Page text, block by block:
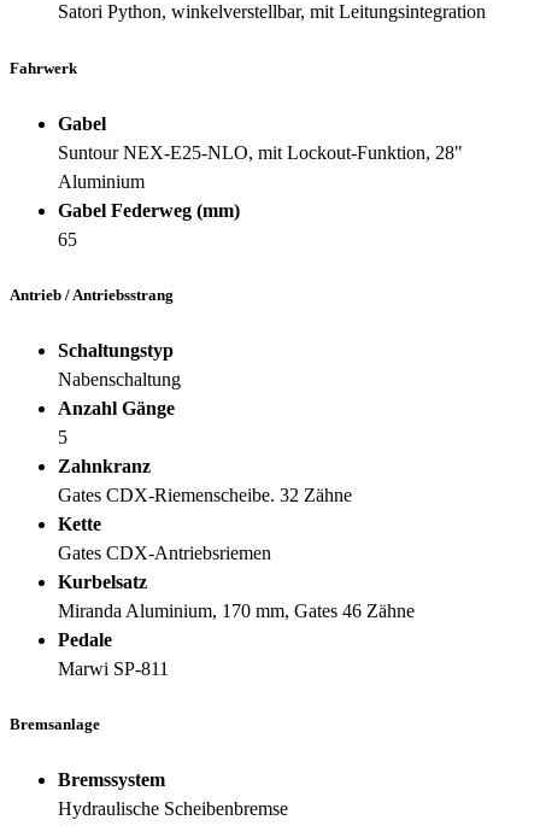
Satori Python, winkelverstellbar, mit Leitungsintegration
Fahrwerk
Gabel
Suntour NEX-E25-NLO, mit Lockout-Funktion, 28"
Aluminium
Gabel Federweg (mm)
65
Antrieb / Antriebsstrang
Schaltungstyp
Nabenschaltung
Anzahl Gänge
5
Zahnkranz
Gates CDX-Riemenscheibe. 32 Zähne
Kette
Gates CDX-Antriebsriemen
Kurbelsatz
Miranda Aluminium, 170 mm, Gates 46 Zähne
Pedale
Marwi SP-811
Bremsanlage
Bremssystem
Hydraulische Scheibenbremse